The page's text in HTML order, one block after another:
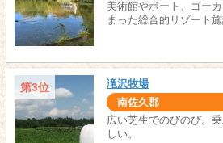
美術館やボート、ゴー
まった総合的リゾート
第3位 滝沢牧場
南佐久郡
広い芝生でのびのび。
しい。